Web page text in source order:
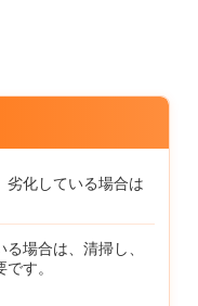
劣化している場合は
場合は、清掃し、
す。